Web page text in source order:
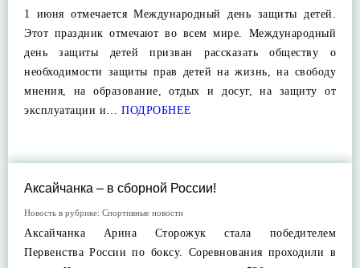
1 июня отмечается Международный день защиты детей.
Этот праздник отмечают во всем мире. Международный
день защиты детей призван рассказать обществу о
необходимости защиты прав детей на жизнь, на свободу
мнения, на образование, отдых и досуг, на защиту от
эксплуатации и… ПОДРОБНЕЕ
Аксайчанка – в сборной России!
Новость в рубрике: Спортивные новости
Аксайчанка Арина Сторожук стала победителем
Первенства России по боксу. Соревнования проходили в